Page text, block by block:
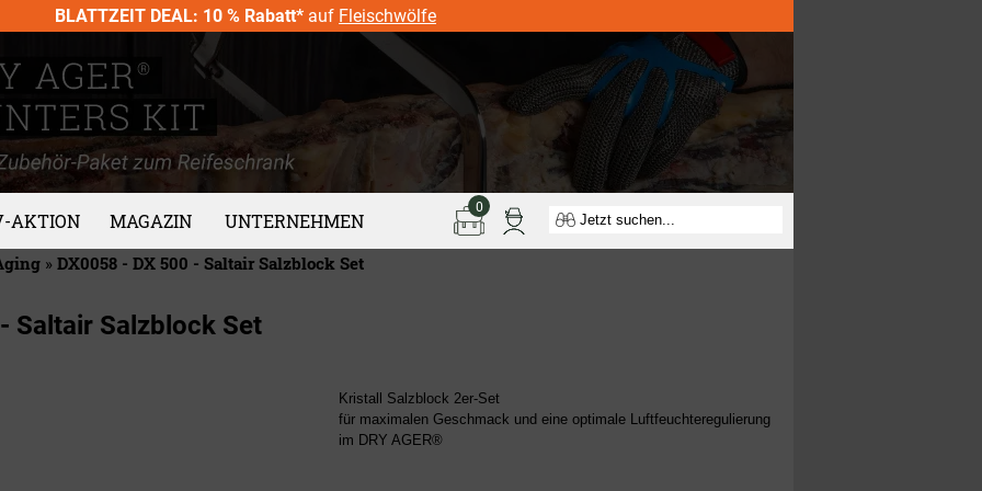
BLATTZEIT DEAL: 10 % Rabatt* auf Fleischwölfe
AKTION MAGAZIN UNTERNEHMEN
0
» DX0058 - DX 500 - Saltair Salzblock Set
Saltair Salzblock Set
Kristall Salzblock 2er-Set
für maximalen Geschmack und eine optimale Luftfeuchteregulierung
im DRY AGER®